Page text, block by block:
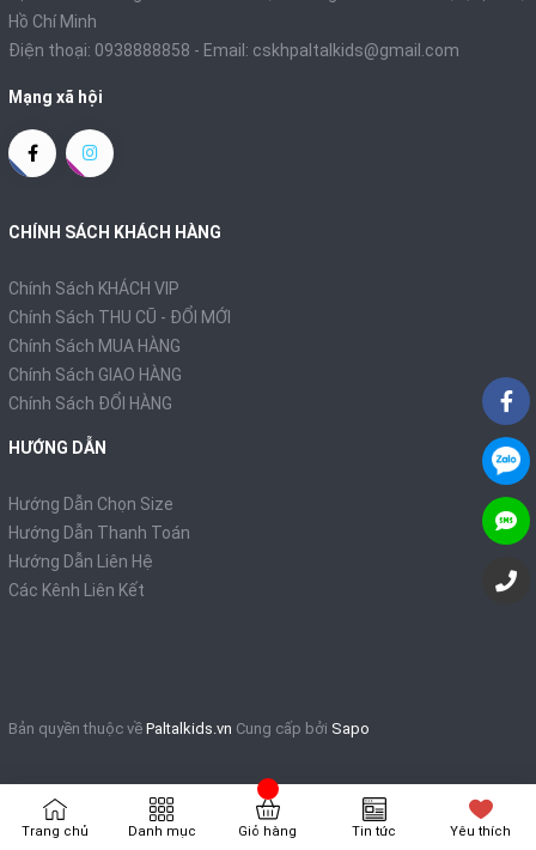
Hồ Chí Minh
Điện thoại: 0938888858 - Email: cskhpaltalkids@gmail.com
Mạng xã hội
CHÍNH SÁCH KHÁCH HÀNG
Chính Sách KHÁCH VIP
Chính Sách THU CŨ - ĐỔI MỚI
Chính Sách MUA HÀNG
Chính Sách GIAO HÀNG
Chính Sách ĐỔI HÀNG
HƯỚNG DẪN
Hướng Dẫn Chọn Size
Hướng Dẫn Thanh Toán
Hướng Dẫn Liên Hệ
Các Kênh Liên Kết
Bản quyền thuộc về Paltalkids.vn Cung cấp bởi Sapo
Trang chủ Danh mục Giỏ hàng Tin tức Yêu thích